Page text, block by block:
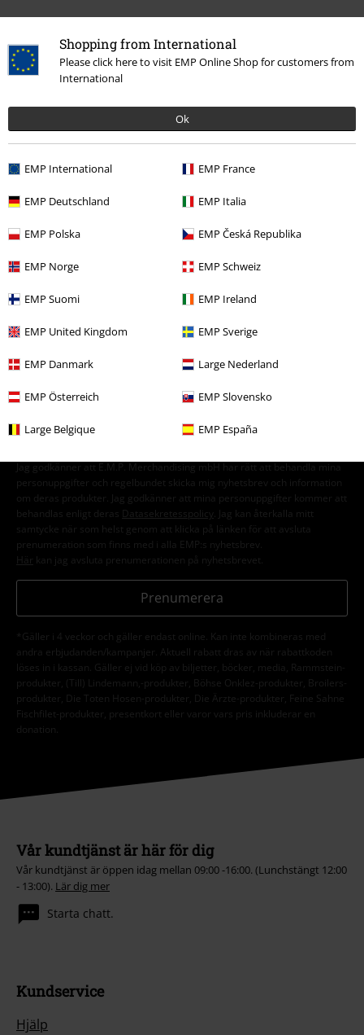
Shopping from International
Please click here to visit EMP Online Shop for customers from
International
Ok
EMP International EMP France
EMP Deutschland EMP Italia
EMP Polska EMP Česká Republika
EMP Norge EMP Schweiz
EMP Suomi EMP Ireland
EMP United Kingdom EMP Sverige
EMP Danmark Large Nederland
EMP Österreich EMP Slovensko
Large Belgique EMP España
T-shirts
Nyhetsbrev
15% rabatt när du registrerar dig för vårt
Jag godkänner att E.M.P. Merchandising mbH har rätt att behandla mina
personuppgifter och regelbundet skicka mig nyhetsbrev och information
om deras produkter. Jag godkänner att mina personuppgifter kommer att
behandlas enligt deras
Datasekretesspolicy
. Jag kan återkalla mitt
samtycke när som helst genom att klicka på länken för att avsluta
prenumeration som finns med i alla EMP:s nyhetsbrev.
Här kan jag avsluta prenumerationen på nyhetsbrevet.
Prenumerera
*Gäller i 4 veckor och gäller endast online. Kan inte kombineras med
andra erbjudanden/kampanjer. Aktuell rabatt dras av när rabattkoden
löses in i kassan. Gäller ej vid köp av biljetter, böcker, media, Rammstein-
produkter, (Till) Lindemann,-produkter, Böhse Onklez-produkter, Broilers-
produkter, Die Toten Hosen-produkter, Die Ärzte-produkter, Feine Sahne
Fischfilet-produkter, presentkort eller varor vars pris inkluderar en
donation.
Vår kundtjänst är här för dig
Vår kundtjänst är öppen idag mellan 09:00 -16:00. (Lunchstängt 12:00
- 13:00). Lär dig mer
Starta chatt.
Kundservice
Hjälp